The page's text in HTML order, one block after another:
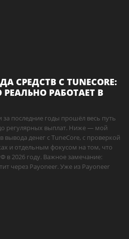
СРЕДСТВ С TUNECORE:
РАБОТАЕТ В
последние годы прошёл весь путь
регулярных выплат. Ниже — мой
вывода денег с TuneCore, с проверкой
и отдельным фокусом на том, что
в 2026 году. Важное замечание:
через Payoneer. Уже из Payoneer